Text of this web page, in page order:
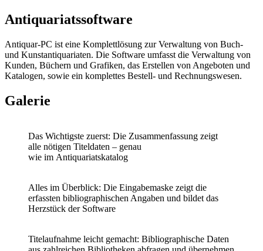
Antiquariats­software
Antiquar-PC ist eine Komplettlösung zur Verwaltung von Buch-
und Kunstantiquariaten. Die Software umfasst die Verwaltung von
Kunden, Büchern und Grafiken, das Erstellen von Angeboten und
Katalogen, sowie ein komplettes Bestell- und Rechnungswesen.
Galerie
Das Wichtigste zuerst: Die Zusammenfassung zeigt
alle nötigen Titeldaten – genau
wie im Antiquariatskatalog
Alles im Überblick: Die Eingabemaske zeigt die
erfassten bibliographischen Angaben und bildet das
Herzstück der Software
Titelaufnahme leicht gemacht: Bibliographische Daten